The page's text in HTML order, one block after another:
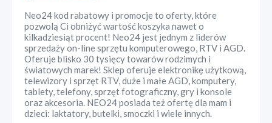
Neo24 kod rabatowy i promocje to oferty, które
pozwolą Ci obniżyć wartość koszyka nawet o
kilkadziesiąt procent! Neo24 jest jednym z liderów
sprzedaży on-line sprzętu komputerowego, RTV i AGD.
Oferuje blisko 30 tysięcy towarów rodzimych i
światowych marek! Sklep oferuje elektronikę użytkową,
telewizory i sprzęt RTV, duże i małe AGD, komputery,
tablety, telefony, sprzęt fotograficzny, gry i konsole
oraz akcesoria. NEO24 posiada też ofertę dla mam i
dzieci: laktatory, butelki, smoczki i wiele innych.